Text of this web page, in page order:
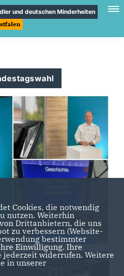
und deutschen Minderheiten
Cookies, die notwendig
nutzen. Weiterhin
Drittanbietern, die uns
zu verbessern (Website-
bestimmter
Einwilligung. Ihre
jederzeit widerrufen. Weitere
in unserer